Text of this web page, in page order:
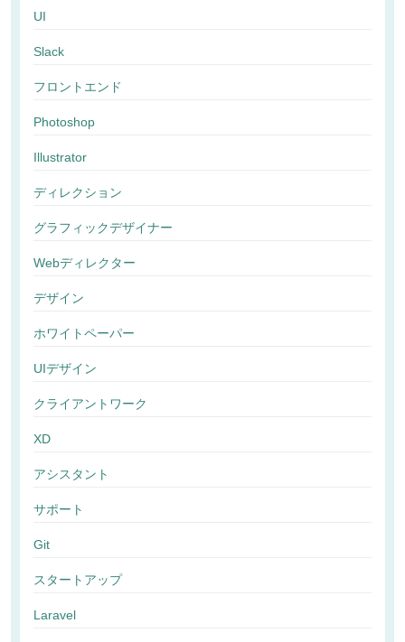
UI
Slack
フロントエンド
Photoshop
Illustrator
ディレクション
グラフィックデザイナー
Webディレクター
デザイン
ホワイトペーパー
UIデザイン
クライアントワーク
XD
アシスタント
サポート
Git
スタートアップ
Laravel